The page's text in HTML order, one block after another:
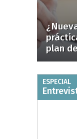
plan
ESPECIAL